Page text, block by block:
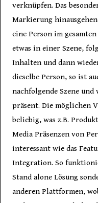
verknüpfen. Das
Markierung
eine Person im
etwas in einer Szene,
Inhalten und dann
dieselbe Person, so ist
nachfolgende Szene
präsent. Die möglichen
beliebig, was z.B.
Media Präsenzen von
interessant wie das
Integration. So
Stand alone Lösung
anderen Plattformen,